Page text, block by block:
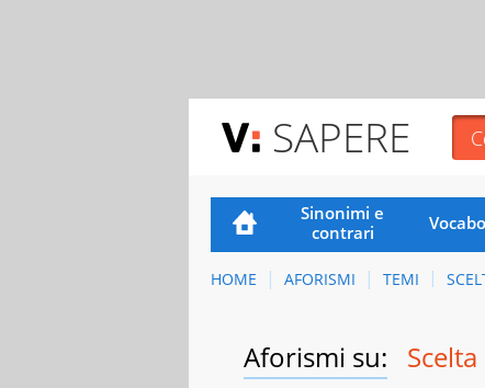
SAPERE
Sinonimi e
contrari
HOME AFORISMI TEMI
Aforismi su: Scelta